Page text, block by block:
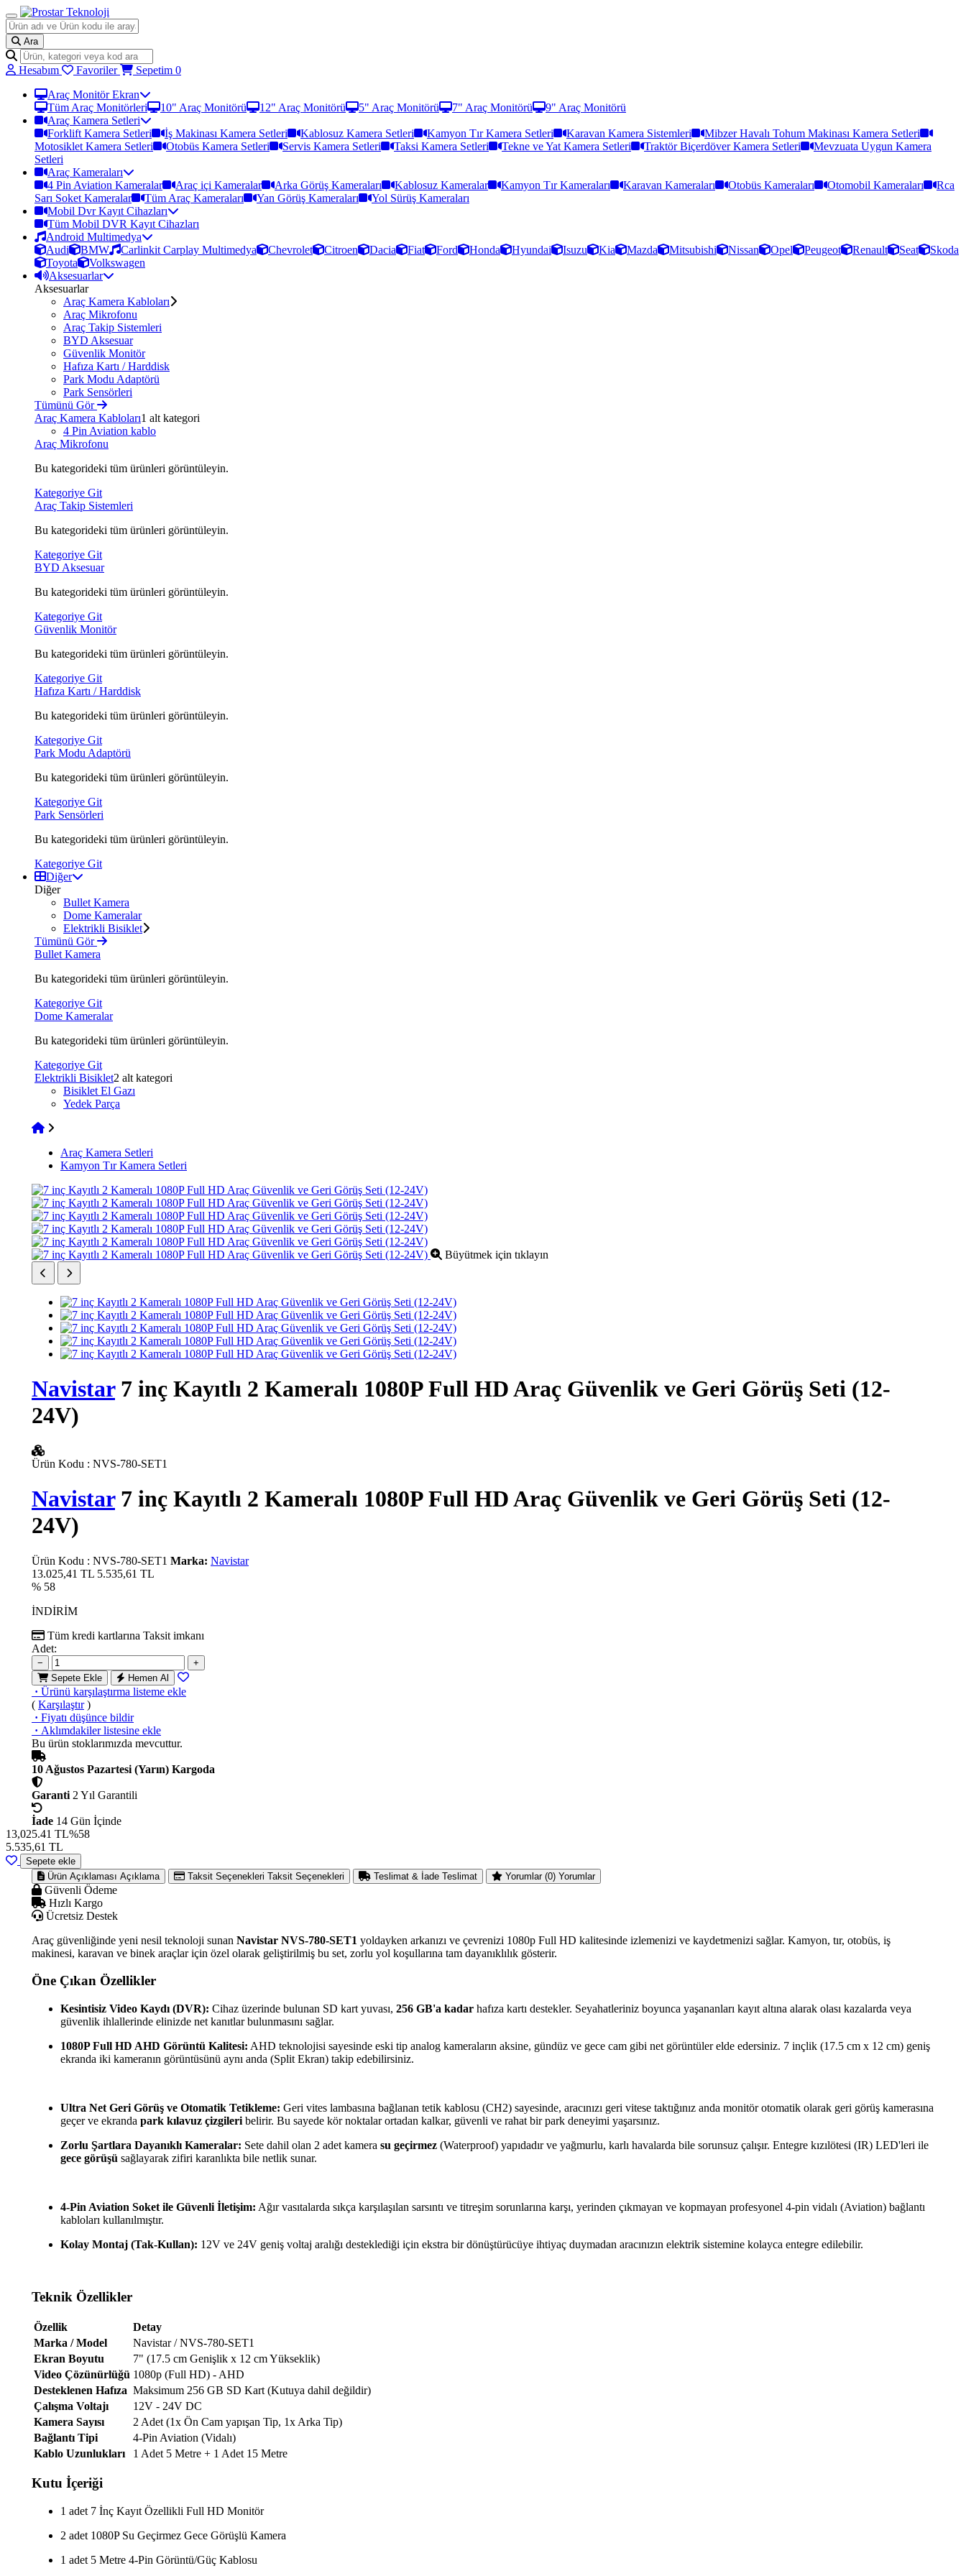
Ara
Hesabım Favoriler Sepetim 0
Araç Monitör Ekran
Tüm Araç Monitörleri
10" Araç Monitörü 12" Araç Monitörü 5" Araç Monitörü 7" Araç Monitörü
9" Araç Monitörü
Araç Kamera Setleri
Forklift Kamera Setleri
İş Makinası Kamera Setleri Kablosuz Kamera Setleri Kamyon Tır Kamera Setleri Karavan Kamera Sistemleri
Mibzer Havalı Tohum Makinası Kamera Setleri
Motosiklet Kamera Setleri
Otobüs Kamera Setleri Servis Kamera Setleri Taksi Kamera Setleri Tekne ve Yat Kamera Setleri Traktör Biçerdöver Kamera Setleri
Mevzuata Uygun Kamera
Setleri
Araç Kameraları
4 Pin Aviation Kameralar
Araç içi Kameralar Arka Görüş Kameraları Kablosuz Kameralar Kamyon Tır Kameraları Karavan Kameraları Otobüs Kameraları Otomobil Kameraları
Rca
Sarı Soket Kameralar
Tüm Araç Kameraları Yan Görüş Kameraları
Yol Sürüş Kameraları
Mobil Dvr Kayıt Cihazları
Tüm Mobil DVR Kayıt Cihazları
Android Multimedya
Audi
BMW Carlinkit Carplay Multimedya Chevrolet Citroen Dacia Fiat Ford Honda Hyundai Isuzu Kia Mazda Mitsubishi Nissan Opel Peugeot Renault Seat
Skoda
Toyota
Volkswagen
Aksesuarlar
Aksesuarlar
Araç Kamera Kabloları
Araç Mikrofonu
Araç Takip Sistemleri
BYD Aksesuar
Güvenlik Monitör
Hafıza Kartı / Harddisk
Park Modu Adaptörü
Park Sensörleri
Tümünü Gör
Araç Kamera Kabloları1 alt kategori
4 Pin Aviation kablo
Araç Mikrofonu
Bu kategorideki tüm ürünleri görüntüleyin.
Kategoriye Git
Araç Takip Sistemleri
Bu kategorideki tüm ürünleri görüntüleyin.
Kategoriye Git
BYD Aksesuar
Bu kategorideki tüm ürünleri görüntüleyin.
Kategoriye Git
Güvenlik Monitör
Bu kategorideki tüm ürünleri görüntüleyin.
Kategoriye Git
Hafıza Kartı / Harddisk
Bu kategorideki tüm ürünleri görüntüleyin.
Kategoriye Git
Park Modu Adaptörü
Bu kategorideki tüm ürünleri görüntüleyin.
Kategoriye Git
Park Sensörleri
Bu kategorideki tüm ürünleri görüntüleyin.
Kategoriye Git
Diğer
Diğer
Bullet Kamera
Dome Kameralar
Elektrikli Bisiklet
Tümünü Gör
Bullet Kamera
Bu kategorideki tüm ürünleri görüntüleyin.
Kategoriye Git
Dome Kameralar
Bu kategorideki tüm ürünleri görüntüleyin.
Kategoriye Git
Elektrikli Bisiklet2 alt kategori
Bisiklet El Gazı
Yedek Parça
Araç Kamera Setleri
Kamyon Tır Kamera Setleri
Büyütmek için tıklayın
Navistar7 inç Kayıtlı 2 Kameralı 1080P Full HD Araç Güvenlik ve Geri Görüş Seti (12-
24V)
Ürün Kodu : NVS-780-SET1
Navistar7 inç Kayıtlı 2 Kameralı 1080P Full HD Araç Güvenlik ve Geri Görüş Seti (12-
24V)
Ürün Kodu : NVS-780-SET1 Marka: Navistar
13.025,41 TL 5.535,61 TL
% 58
İNDİRİM
Tüm kredi kartlarına Taksit imkanı
Adet:
−
+
Sepete Ekle
Hemen Al
· Ürünü karşılaştırma listeme ekle
( Karşılaştır)
· Fiyatı düşünce bildir
· Aklımdakiler listesine ekle
Bu ürün stoklarımızda mevcuttur.
10 Ağustos Pazartesi (Yarın) Kargoda
Garanti 2 Yıl Garantili
İade 14 Gün İçinde
13,025.41 TL%58
5.535,61 TL
Sepete ekle
Ürün Açıklaması Açıklama Taksit Seçenekleri Taksit Seçenekleri Teslimat & İade Teslimat Yorumlar (0) Yorumlar
Güvenli Ödeme
Hızlı Kargo
Ücretsiz Destek
Araç güvenliğinde yeni nesil teknoloji sunan Navistar NVS-780-SET1 yoldayken arkanızı ve çevrenizi 1080p Full HD kalitesinde izlemenizi ve kaydetmenizi sağlar. Kamyon, tır, otobüs, iş
makinesi, karavan ve binek araçlar için özel olarak geliştirilmiş bu set, zorlu yol koşullarına tam dayanıklılık gösterir.
Öne Çıkan Özellikler
Kesintisiz Video Kaydı (DVR): Cihaz üzerinde bulunan SD kart yuvası, 256 GB'a kadar hafıza kartı destekler. Seyahatleriniz boyunca yaşananları kayıt altına alarak olası kazalarda veya
güvenlik ihlallerinde elinizde net kanıtlar bulunmasını sağlar.
1080P Full HD AHD Görüntü Kalitesi: AHD teknolojisi sayesinde eski tip analog kameraların aksine, gündüz ve gece cam gibi net görüntüler elde edersiniz. 7 inçlik (17.5 cm x 12 cm) geniş
ekranda iki kameranın görüntüsünü aynı anda (Split Ekran) takip edebilirsiniz.
Ultra Net Geri Görüş ve Otomatik Tetikleme: Geri vites lambasına bağlanan tetik kablosu (CH2) sayesinde, aracınızı geri vitese taktığınız anda monitör otomatik olarak geri görüş kamerasına
geçer ve ekranda park kılavuz çizgileri belirir. Bu sayede kör noktalar ortadan kalkar, güvenli ve rahat bir park deneyimi yaşarsınız.
Zorlu Şartlara Dayanıklı Kameralar: Sete dahil olan 2 adet kamera su geçirmez (Waterproof) yapıdadır ve yağmurlu, karlı havalarda bile sorunsuz çalışır. Entegre kızılötesi (IR) LED'leri ile
gece görüşü sağlayarak zifiri karanlıkta bile netlik sunar.
4-Pin Aviation Soket ile Güvenli İletişim: Ağır vasıtalarda sıkça karşılaşılan sarsıntı ve titreşim sorunlarına karşı, yerinden çıkmayan ve kopmayan profesyonel 4-pin vidalı (Aviation) bağlantı
kabloları kullanılmıştır.
Kolay Montaj (Tak-Kullan): 12V ve 24V geniş voltaj aralığı desteklediği için ekstra bir dönüştürücüye ihtiyaç duymadan aracınızın elektrik sistemine kolayca entegre edilebilir.
Teknik Özellikler
Özellik
Detay
Marka / Model
Navistar / NVS-780-SET1
Ekran Boyutu
7" (17.5 cm Genişlik x 12 cm Yükseklik)
Video Çözünürlüğü 1080p (Full HD) - AHD
Desteklenen Hafıza Maksimum 256 GB SD Kart (Kutuya dahil değildir)
Çalışma Voltajı
12V - 24V DC
Kamera Sayısı
2 Adet (1x Ön Cam yapışan Tip, 1x Arka Tip)
Bağlantı Tipi
4-Pin Aviation (Vidalı)
Kablo Uzunlukları
1 Adet 5 Metre + 1 Adet 15 Metre
Kutu İçeriği
1 adet 7 İnç Kayıt Özellikli Full HD Monitör
2 adet 1080P Su Geçirmez Gece Görüşlü Kamera
1 adet 5 Metre 4-Pin Görüntü/Güç Kablosu